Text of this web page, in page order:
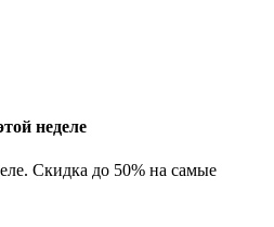
неделе
Скидка до 50% на самые